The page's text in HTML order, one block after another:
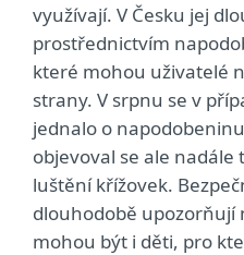
využívají. V Česku jej
prostřednictvím
které mohou uživatelé
strany. V srpnu se v
jednalo o
objevoval se ale nadále
luštění křížovek.
dlouhodobě upozorňují
mohou být i děti, pro